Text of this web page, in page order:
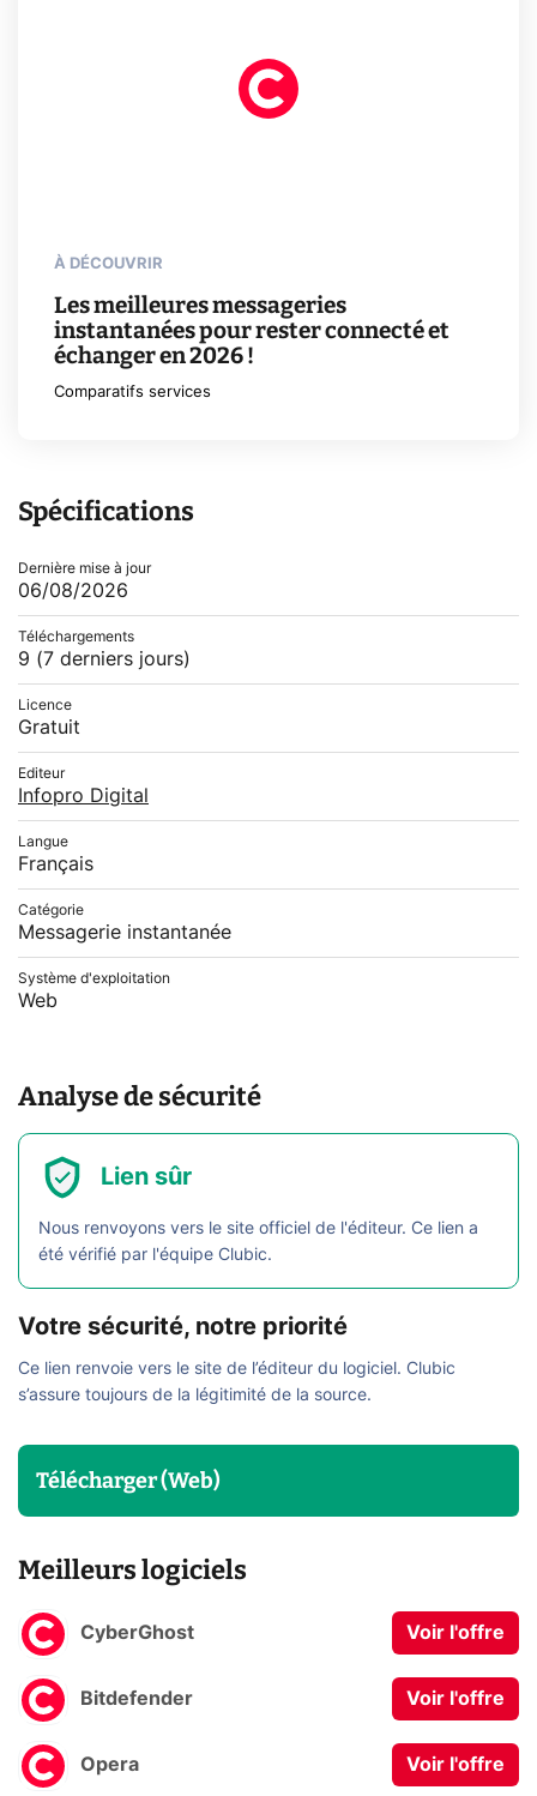
À DÉCOUVRIR
Les meilleures messageries
instantanées pour rester connecté et
échanger en 2026 !
Comparatifs services
Spécifications
Dernière mise à jour
06/08/2026
Téléchargements
9 (7 derniers jours)
Licence
Gratuit
Editeur
Infopro Digital
Langue
Français
Catégorie
Messagerie instantanée
Système d'exploitation
Web
Analyse de sécurité
Lien sûr
Nous renvoyons vers le site officiel de l'éditeur. Ce lien a
été vérifié par l'équipe Clubic.
Votre sécurité, notre priorité
Ce lien renvoie vers le site de l’éditeur du logiciel. Clubic
s’assure toujours de la légitimité de la source.
Télécharger (Web)
Meilleurs logiciels
CyberGhost Voir l'offre
Bitdefender Voir l'offre
Opera Voir l'offre